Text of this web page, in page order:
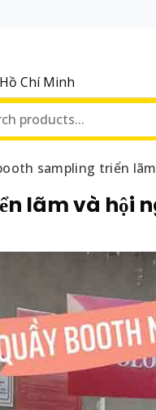
Chí Minh
sampling triển
lãm và hội